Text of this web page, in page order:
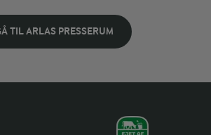
TIL ARLAS PRESSERUM